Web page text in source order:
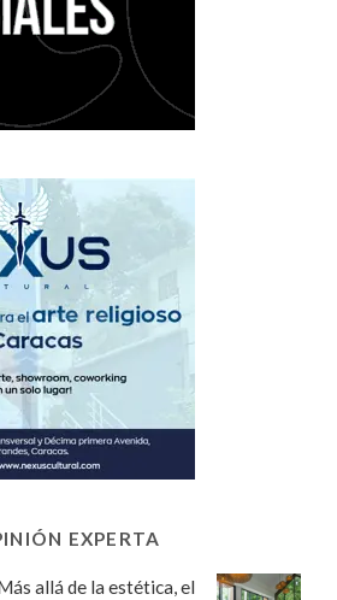
EXPERTA
allá de la estética, el